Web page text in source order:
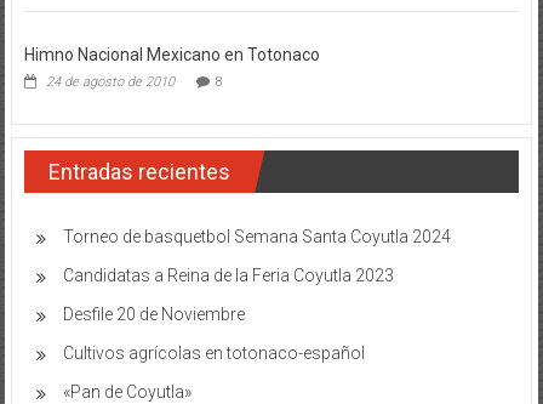
Himno Nacional Mexicano en Totonaco
24 de agosto de 2010 8
Entradas recientes
Torneo de basquetbol Semana Santa Coyutla 2024
Candidatas a Reina de la Feria Coyutla 2023
Desfile 20 de Noviembre
Cultivos agrícolas en totonaco-español
«Pan de Coyutla»